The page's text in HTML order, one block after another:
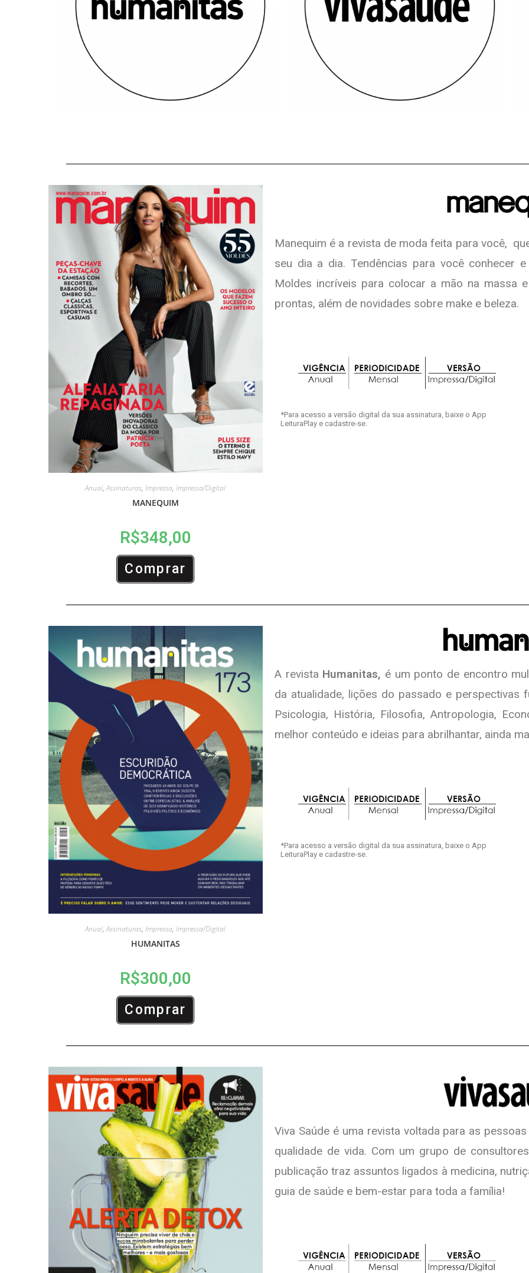
Anual,Assinaturas,Impressa,Impressa/Digital
MANEQUIM
R$348,00
Comprar
Manequim é a revista de moda feita para você,
seu dia a dia. Tendências para você conhecer
Moldes incríveis para colocar a mão na massa
prontas, além de novidades sobre make e beleza.
*Para acesso a versão digital da sua assinatura, baixe o App
LeituraPlay e cadastre-se.
Anual,Assinaturas,Impressa,Impressa/Digital
HUMANITAS
R$300,00
Comprar
A revista Humanitas, é um ponto de encontro
da atualidade, lições do passado e perspectivas
Psicologia, História, Filosofia, Antropologia,
melhor conteúdo e ideias para abrilhantar, ainda
*Para acesso a versão digital da sua assinatura, baixe o App
LeituraPlay e cadastre-se.
Viva Saúde é uma revista voltada para as
qualidade de vida. Com um grupo de
publicação traz assuntos ligados à medicina,
guia de saúde e bem-estar para toda a família!